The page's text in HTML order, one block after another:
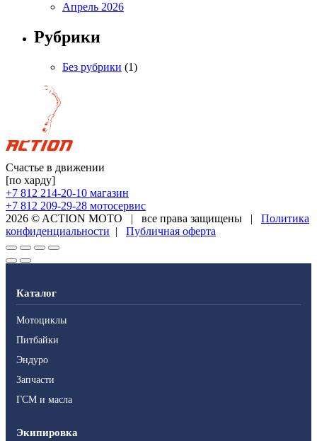
Апрель 2026
Рубрики
Без рубрики (1)
Счастье в движении
[по харду]
+7 812 214-20-10 магазин
+7 812 209-29-28 мотосервис
2026 © ACTION MOTO | все права защищены |
Политика
конфиденциальности | Публичная оферта
Каталог
Мотоциклы
Питбайки
Эндуро
Запчасти
ГСМ и масла
Экипировка